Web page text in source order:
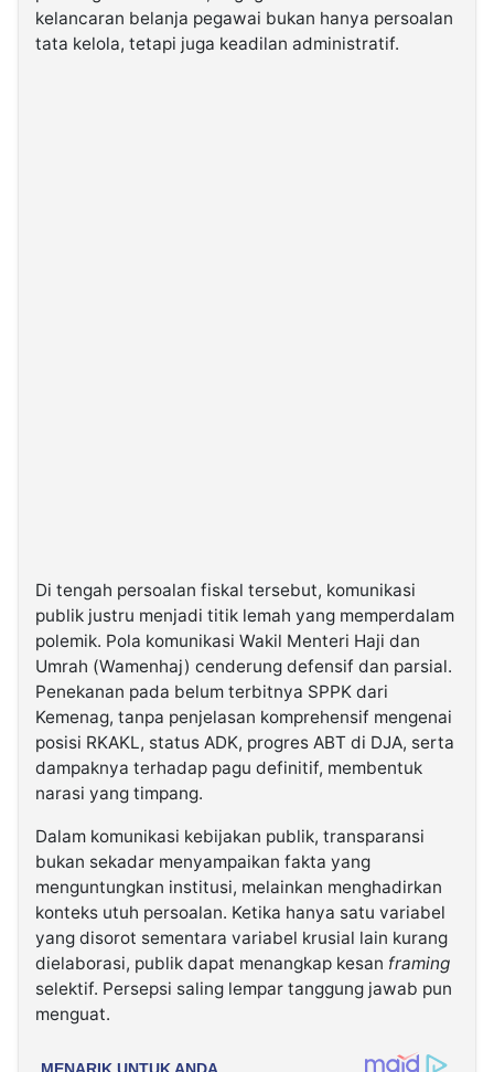
kelancaran belanja pegawai bukan hanya persoalan
tata kelola, tetapi juga keadilan administratif.
Di tengah persoalan fiskal tersebut, komunikasi
publik justru menjadi titik lemah yang memperdalam
polemik. Pola komunikasi Wakil Menteri Haji dan
Umrah (Wamenhaj) cenderung defensif dan parsial.
Penekanan pada belum terbitnya SPPK dari
Kemenag, tanpa penjelasan komprehensif mengenai
posisi RKAKL, status ADK, progres ABT di DJA, serta
dampaknya terhadap pagu definitif, membentuk
narasi yang timpang.
Dalam komunikasi kebijakan publik, transparansi
bukan sekadar menyampaikan fakta yang
menguntungkan institusi, melainkan menghadirkan
konteks utuh persoalan. Ketika hanya satu variabel
yang disorot sementara variabel krusial lain kurang
dielaborasi, publik dapat menangkap kesan framing
selektif. Persepsi saling lempar tanggung jawab pun
menguat.